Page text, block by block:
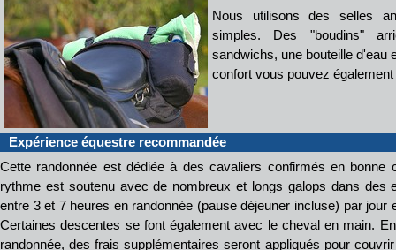
Nous utilisons des selles
simples. Des "boudins"
sandwichs, une bouteille d'eau
confort vous pouvez
Expérience équestre recommandée
Cette randonnée est dédiée à des cavaliers confirmés en bonne
rythme est soutenu avec de nombreux et longs galops dans des
entre 3 et 7 heures en randonnée (pause déjeuner incluse) par jour
Certaines descentes se font également avec le cheval en main.
randonnée, des frais supplémentaires seront appliqués pour